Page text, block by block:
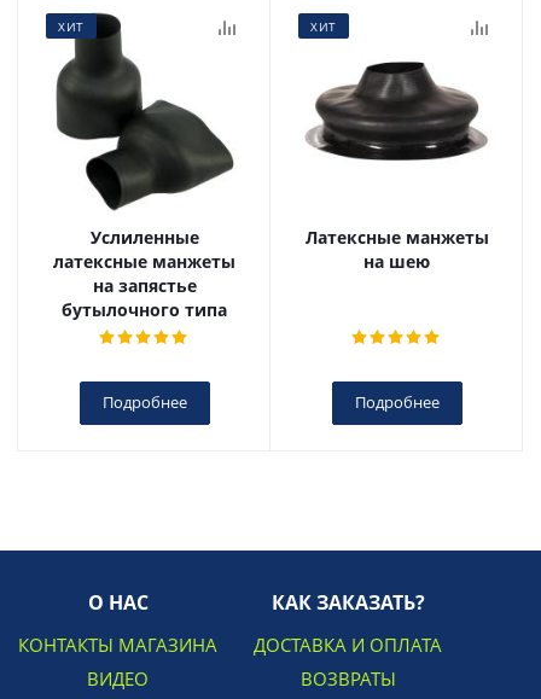
ХИТ
Услиленные
латексные манжеты
на запястье
бутылочного типа
Подробнее
ХИТ
Латексные манжеты
на шею
Подробнее
О НАС
КОНТАКТЫ МАГАЗИНА
ВИДЕО
КАК ЗАКАЗАТЬ?
ДОСТАВКА И ОПЛАТА
ВОЗВРАТЫ